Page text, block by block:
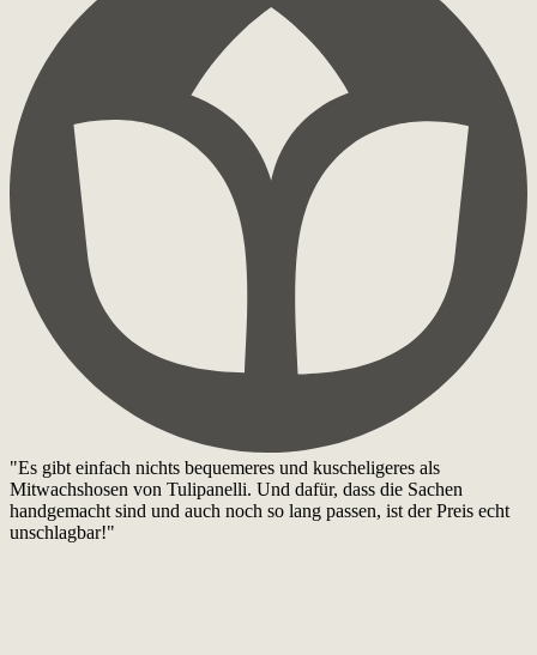
"Es gibt einfach nichts bequemeres und kuscheligeres als
Mitwachshosen von Tulipanelli. Und dafür, dass die Sachen
handgemacht sind und auch noch so lang passen, ist der Preis echt
unschlagbar!"